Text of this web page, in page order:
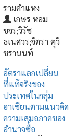
รามคำแหง
เกษร หอม
ขจร;วิรัช
ธเนศวร;จิตรา ตุวิ
ชรานนท์
อัตราแลกเปลี่ยน
ที่แท้จริงของ
ประเทศในกลุ่ม
อาเซียนตามแนวคิด
ความเสมอภาคของ
อำนาจซื้อ